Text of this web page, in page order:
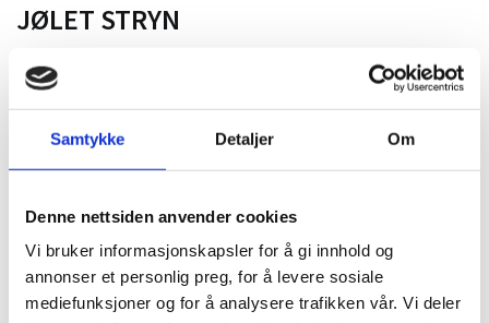
Samtykke Detaljer Om
Denne nettsiden anvender cookies
Vi bruker informasjonskapsler for å gi innhold og
annonser et personlig preg, for å levere sosiale
mediefunksjoner og for å analysere trafikken vår. Vi deler
JØLET STRYN
Frå sauna til badekulp med ei dør som tar deg rett inn i dusjen.
Kjekt prosjekt å være med på, og sjå det fantastiske resultatet.
Rørleggertjenester er utført av våre dyktige fagmenn!
Produkter levert og montert av oss:
Toalett fra Duravit, Happy D.2 i antrasitt
Betjeningsplate frå Tapwell i bronze